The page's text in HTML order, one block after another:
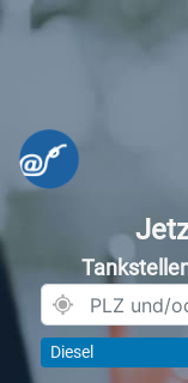
Diesel